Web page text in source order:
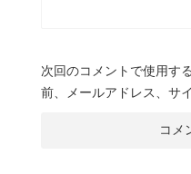
次回のコメントで使用す
前、メールアドレス、サ